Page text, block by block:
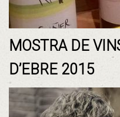
MOSTRA DE
D’EBRE 2015